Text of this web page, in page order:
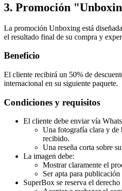
3. Promoción
La promoción Unboxing está
el resultado final de su compra y
Beneficio
El cliente recibirá un 50% de
internacional en su siguiente paquete.
Condiciones y requisitos
El cliente debe enviar vía
Una fotografía clara y de
recibido.
Una reseña corta sobre
La imagen debe:
Mostrar claramente el
Ser apta para publicación
SuperBox se reserva el derecho